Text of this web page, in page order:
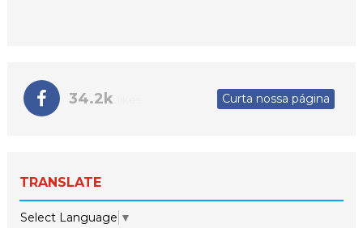
34.2k Curta nossa página
TRANSLATE
Select Language ▼